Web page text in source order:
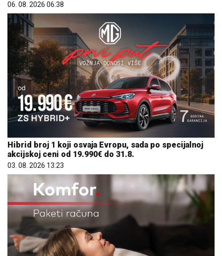
06. 08. 2026 06:38
Hibrid broj 1 koji osvaja Evropu, sada po specijalnoj
akcijskoj ceni od 19.990€ do 31.8.
03. 08. 2026 13:23